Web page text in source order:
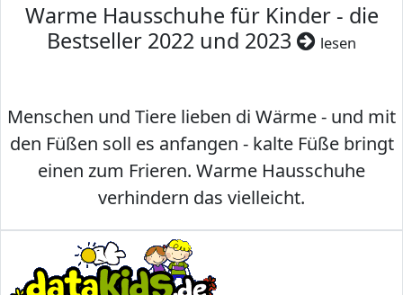
Warme Hausschuhe für Kinder - die
Bestseller 2022 und 2023
lesen
Menschen und Tiere lieben di Wärme - und mit
den Füßen soll es anfangen - kalte Füße bringt
einen zum Frieren. Warme Hausschuhe
verhindern das vielleicht.